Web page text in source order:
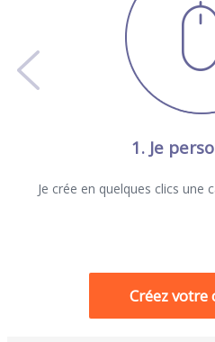
1. Je
Je crée en quelques clics
Créez votre